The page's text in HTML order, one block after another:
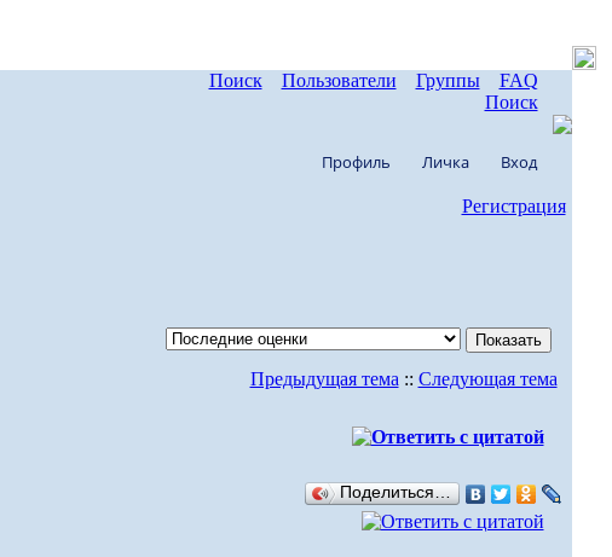
Поиск Пользователи Группы
FAQ
Поиск
Профиль Личка Вход
Регистрация
Предыдущая тема :: Следующая тема
Поделиться…